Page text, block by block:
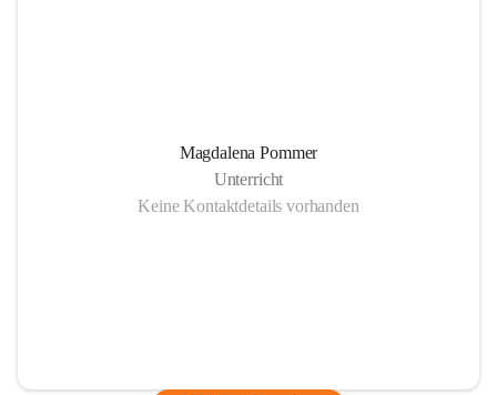
Magdalena Pommer
Unterricht
Keine Kontaktdetails vorhanden